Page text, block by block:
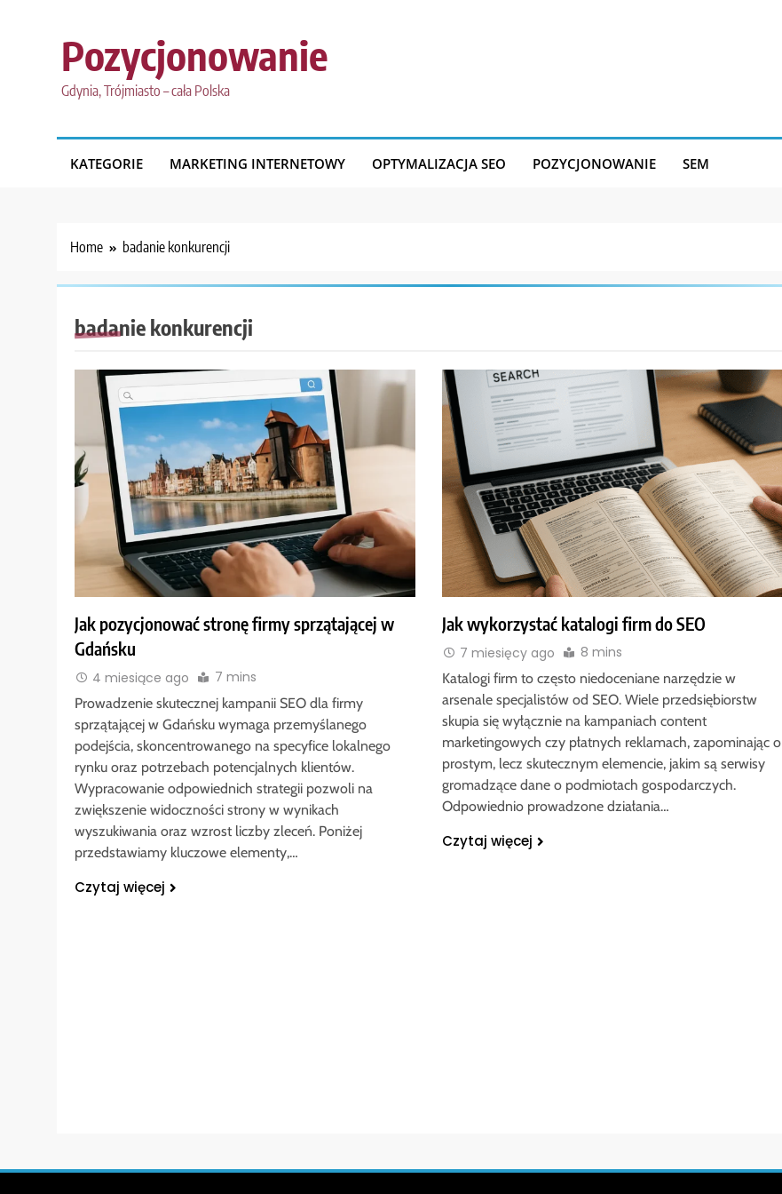
Pozycjonowanie
Gdynia, Trójmiasto – cała Polska
KATEGORIE MARKETING INTERNETOWY OPTYMALIZACJA SEO POZYCJONOWANIE SEM
Home badanie konkurencji
badanie konkurencji
Jak pozycjonować stronę firmy sprzątającej w
Gdańsku
4 miesiące ago 7 mins
Prowadzenie skutecznej kampanii SEO dla firmy
sprzątającej w Gdańsku wymaga przemyślanego
podejścia, skoncentrowanego na specyfice lokalnego
rynku oraz potrzebach potencjalnych klientów.
Wypracowanie odpowiednich strategii pozwoli na
zwiększenie widoczności strony w wynikach
wyszukiwania oraz wzrost liczby zleceń. Poniżej
przedstawiamy kluczowe elementy,…
Czytaj więcej
Jak wykorzystać katalogi firm do SEO
7 miesięcy ago 8 mins
Katalogi firm to często niedoceniane narzędzie w
arsenale specjalistów od SEO. Wiele przedsiębiorstw
skupia się wyłącznie na kampaniach content
marketingowych czy płatnych reklamach, zapominając o
prostym, lecz skutecznym elemencie, jakim są serwisy
gromadzące dane o podmiotach gospodarczych.
Odpowiednio prowadzone działania…
Czytaj więcej